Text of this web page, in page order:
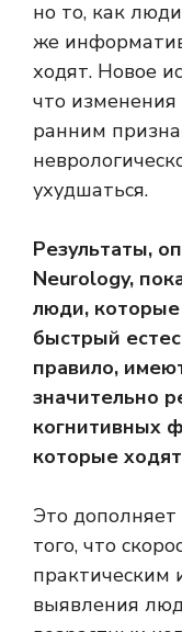
но то, как
же
ходят. Новое
что изменения
ранним
ухудшаться.
Результаты,
Neurology,
люди,
быстрый
правило,
значительно
когнитивных
которые
Это дополняет
того, что
практическим
выявления